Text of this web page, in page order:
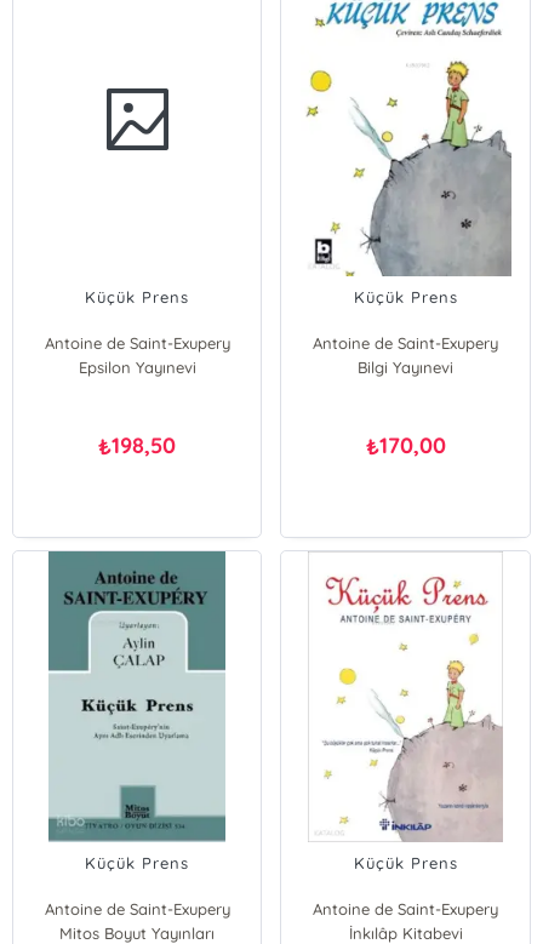
Küçük Prens
Antoine de Saint-Exupery
Epsilon Yayınevi
₺198,50
Küçük Prens
Antoine de Saint-Exupery
Bilgi Yayınevi
₺170,00
Küçük Prens
Antoine de Saint-Exupery
Mitos Boyut Yayınları
Küçük Prens
Antoine de Saint-Exupery
İnkılâp Kitabevi